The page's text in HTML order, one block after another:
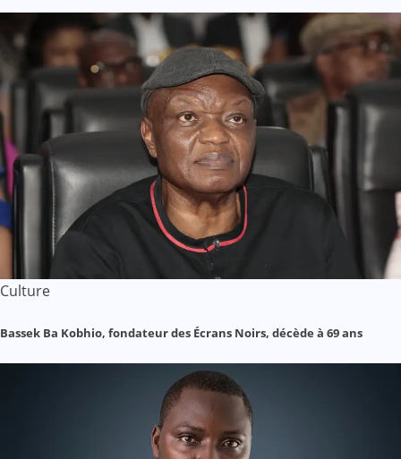
Culture
Bassek Ba Kobhio, fondateur des Écrans Noirs, décède à 69 ans